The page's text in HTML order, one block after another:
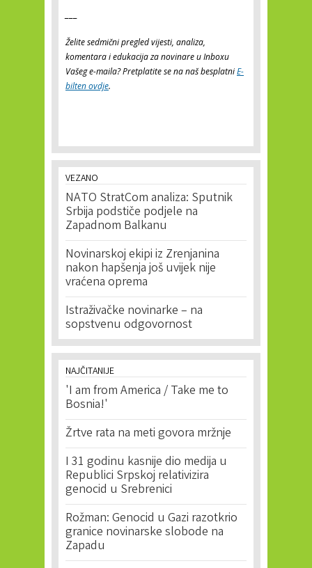
Želite sedmični pregled vijesti, analiza,
komentara i edukacija za novinare u Inboxu
Vašeg e-maila? Pretplatite se na naš besplatniE-
bilten ovdje.
VEZANO
NATO StratCom analiza: Sputnik
Srbija podstiče podjele na
Zapadnom Balkanu
Novinarskoj ekipi iz Zrenjanina
nakon hapšenja još uvijek nije
vraćena oprema
Istraživačke novinarke – na
sopstvenu odgovornost
NAJČITANIJE
'I am from America / Take me to
Bosnia!'
Žrtve rata na meti govora mržnje
I 31 godinu kasnije dio medija u
Republici Srpskoj relativizira
genocid u Srebrenici
Rožman: Genocid u Gazi razotkrio
granice novinarske slobode na
Zapadu